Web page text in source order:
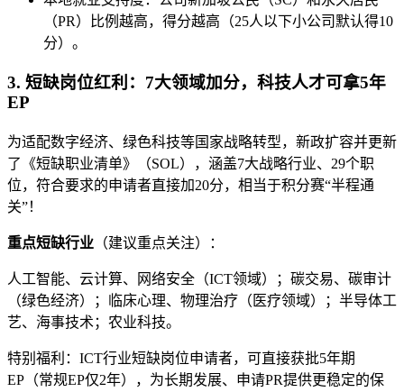
（PR）比例越高，得分越高（25人以下小公司默认得10
分）。
3. 短缺岗位红利：7大领域加分，科技人才可拿5年
EP
为适配数字经济、绿色科技等国家战略转型，新政扩容并更新
了《短缺职业清单》（SOL），涵盖7大战略行业、29个职
位，符合要求的申请者直接加20分，相当于积分赛“半程通
关”！
重点短缺行业 （建议重点关注）：
人工智能、云计算、网络安全（ICT领域）；碳交易、碳审计
（绿色经济）；临床心理、物理治疗（医疗领域）；半导体工
艺、海事技术；农业科技。
特别福利：ICT行业短缺岗位申请者，可直接获批5年期
EP（常规EP仅2年），为长期发展、申请PR提供更稳定的保